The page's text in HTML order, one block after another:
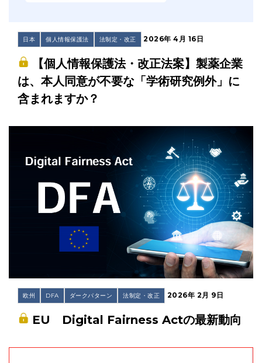
日本 個人情報保護法 法制定・改正 2026年 4月 16日
【個人情報保護法・改正法案】製薬企業
は、本人同意が不要な「学術研究例外」に
含まれますか？
欧州 DFA ダークパターン 法制定・改正 2026年 2月 9日
EU Digital Fairness Actの最新動向